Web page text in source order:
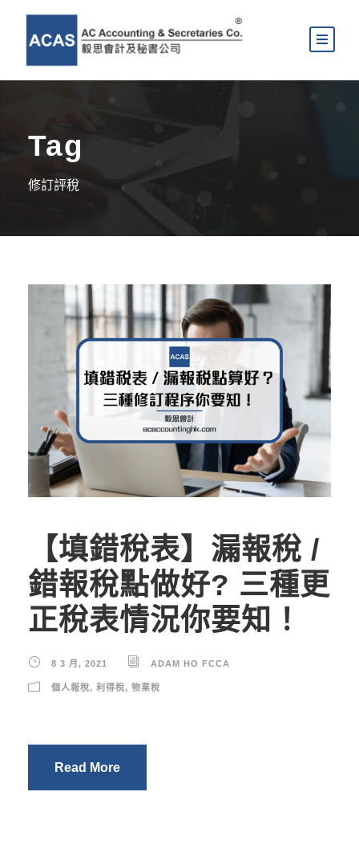
Tag
修訂評稅
【填錯稅表】漏報稅 /
錯報稅點做好? 三種更
正稅表情況你要知！
8 3 月, 2021 ADAM HO FCCA
個人報稅, 利得稅, 物業稅
Read More